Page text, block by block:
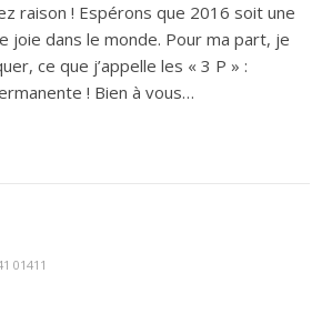
raison ! Espérons que 2016 soit une
joie dans le monde. Pour ma part, je
ce que j’appelle les « 3 P » :
! Bien à vous…
01411